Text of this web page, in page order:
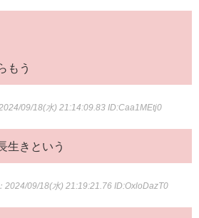
もう
2024/09/18(水) 21:14:09.83 ID:Caa1MEtj0
生きという
：2024/09/18(水) 21:19:21.76 ID:OxloDazT0